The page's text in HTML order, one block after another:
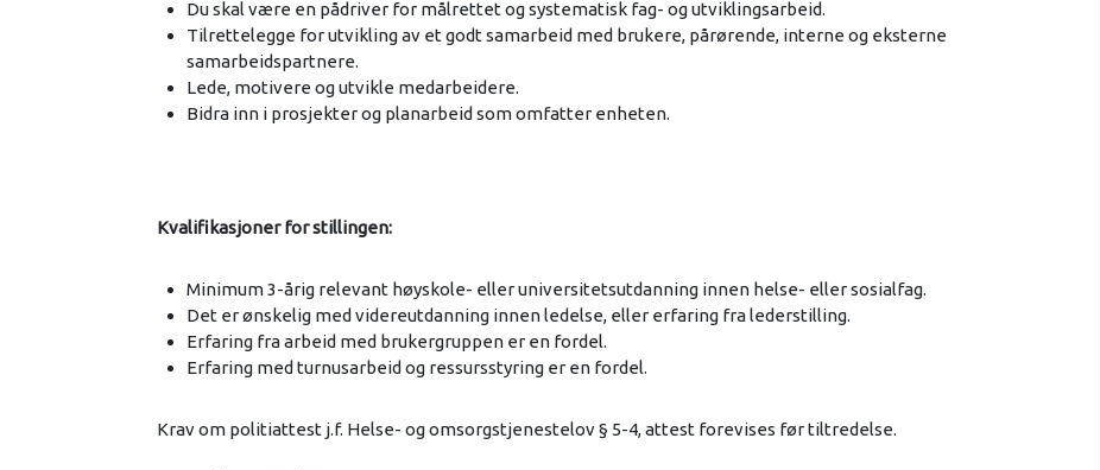
Du skal være en pådriver for målrettet og systematisk fag- og utviklingsarbeid.
Tilrettelegge for utvikling av et godt samarbeid med brukere, pårørende, interne og eksterne
samarbeidspartnere.
Lede, motivere og utvikle medarbeidere.
Bidra inn i prosjekter og planarbeid som omfatter enheten.
Kvalifikasjoner for stillingen:
Minimum 3-årig relevant høyskole- eller universitetsutdanning innen helse- eller sosialfag.
Det er ønskelig med videreutdanning innen ledelse, eller erfaring fra lederstilling.
Erfaring fra arbeid med brukergruppen er en fordel.
Erfaring med turnusarbeid og ressursstyring er en fordel.
Krav om politiattest j.f. Helse- og omsorgstjenestelov § 5-4, attest forevises før tiltredelse.